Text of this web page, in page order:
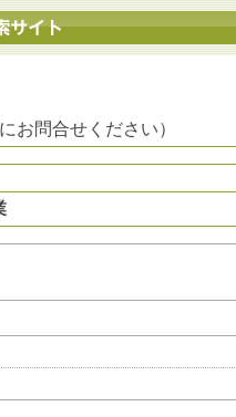
お問合せください）